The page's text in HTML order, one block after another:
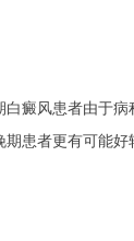
风患者由于病
患者更有可能